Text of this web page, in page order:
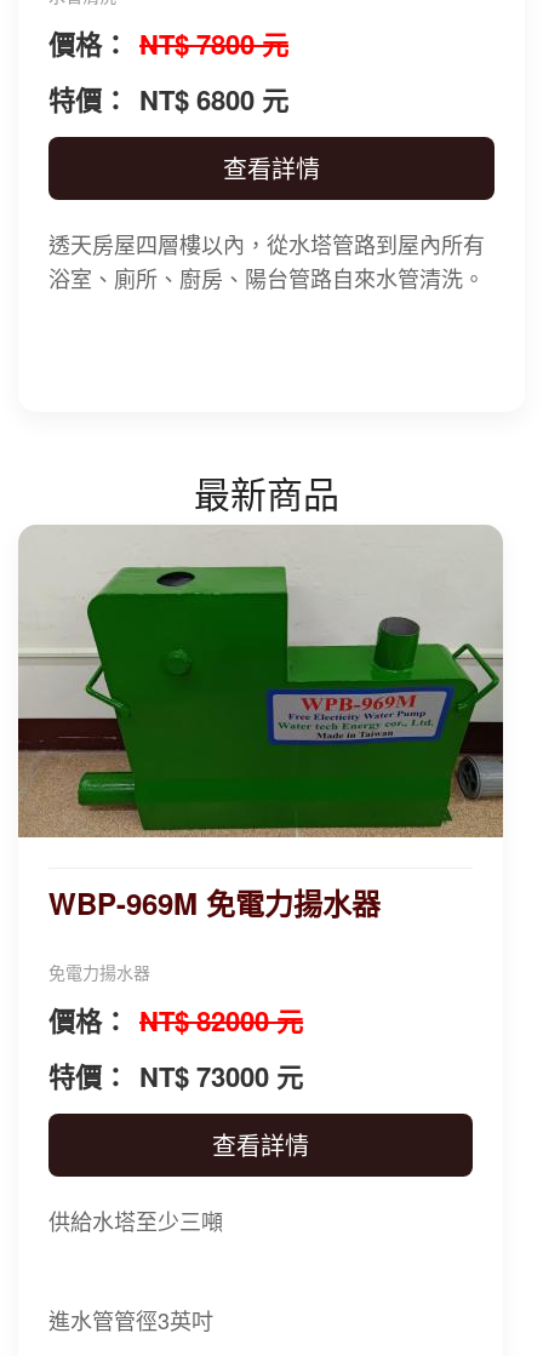
價格： NT$ 7800 元
特價： NT$ 6800 元
查看詳情
透天房屋四層樓以內，從水塔管路到屋內所有
浴室、廁所、廚房、陽台管路自來水管清洗。
最新商品
WBP-969M 免電力揚水器
免電力揚水器
價格： NT$ 82000 元
特價： NT$ 73000 元
查看詳情
供給水塔至少三噸
進水管管徑3英吋